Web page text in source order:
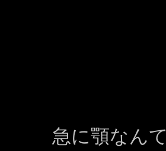
急に顎なん